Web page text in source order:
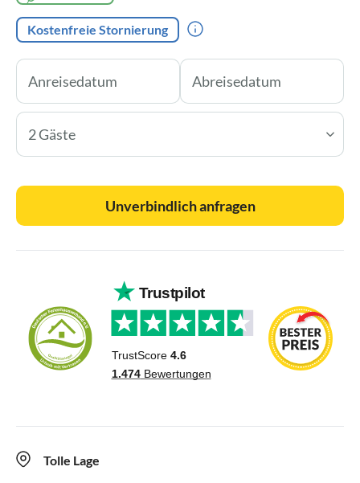
Kostenfreie Stornierung
2 Gäste
Unverbindlich anfragen
Tolle Lage